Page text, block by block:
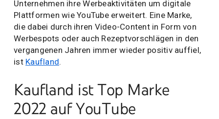
Unternehmen ihre Werbeaktivitäten um digitale
Plattformen wie YouTube erweitert. Eine Marke,
die dabei durch ihren Video-Content in Form von
Werbespots oder auch Rezeptvorschlägen in den
vergangenen Jahren immer wieder positiv auffiel,
ist Kaufland.
Kaufland ist Top Marke
2022 auf YouTube